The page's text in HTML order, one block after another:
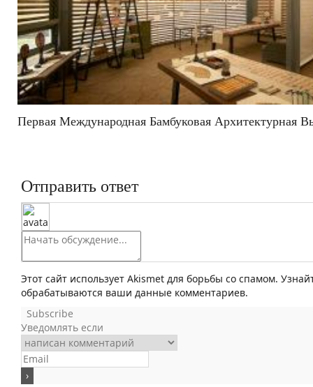
Первая Международная Бамбуковая Архитектурная
Отправить ответ
Этот сайт использует Akismet для борьбы со спамом.
обрабатываются ваши данные комментариев.
Subscribe
Уведомлять если